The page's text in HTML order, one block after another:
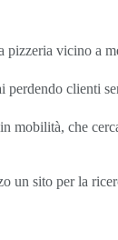
vicino a
perdendo clienti
che
sito per la